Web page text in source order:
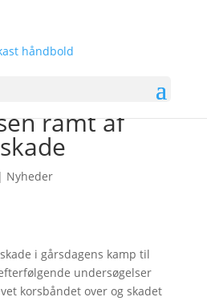
ramt af
Nyheder
i gårsdagens kamp til
undersøgelser
korsbåndet over og skadet